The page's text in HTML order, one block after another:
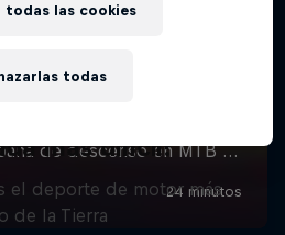
más difícil?
el deporte de motor más
de la Tierra
todas
todas las cookies